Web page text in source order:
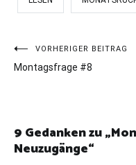
VORHERIGER BEITRAG
Montagsfrage #8
9 Gedanken zu „
Neuzugänge“